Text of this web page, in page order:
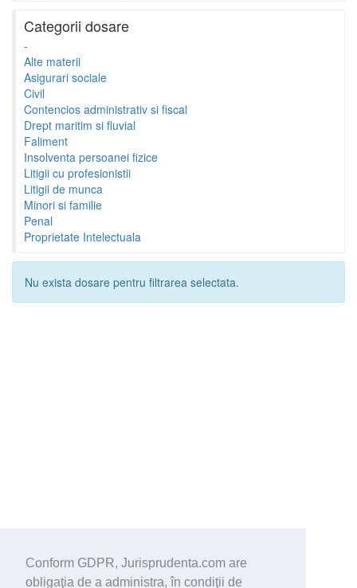
Conform GDPR, Jurisprudenta.com are
obligaţia de a administra, în condiţii de
Categorii dosare
-
Alte materii
Asigurari sociale
Civil
Contencios administrativ si fiscal
Drept maritim si fluvial
Faliment
Insolventa persoanei fizice
Litigii cu profesionistii
Litigii de munca
Minori si familie
Penal
Proprietate Intelectuala
Nu exista dosare pentru filtrarea selectata.